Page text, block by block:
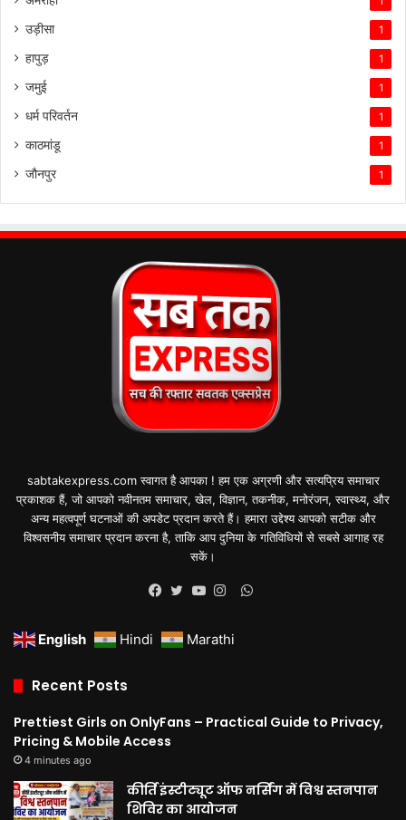
उड़ीसा 1
हापुड़ 1
जमुई 1
धर्म परिवर्तन 1
काठमांडू 1
जौनपुर 1
sabtakexpress.com स्वागत है आपका ! हम एक अग्रणी और सत्यप्रिय समाचार
प्रकाशक हैं, जो आपको नवीनतम समाचार, खेल, विज्ञान, तकनीक, मनोरंजन, स्वास्थ्य, और
अन्य महत्वपूर्ण घटनाओं की अपडेट प्रदान करते हैं। हमारा उद्देश्य आपको सटीक और
विश्वसनीय समाचार प्रदान करना है, ताकि आप दुनिया के गतिविधियों से सबसे आगाह रह
सकें।
WhatsApp
English Hindi Marathi
Recent Posts
Prettiest Girls on OnlyFans – Practical Guide to Privacy,
Pricing & Mobile Access
4 minutes ago
कीर्ति इंस्टीट्यूट ऑफ नर्सिंग में विश्व स्तनपान
शिविर का आयोजन